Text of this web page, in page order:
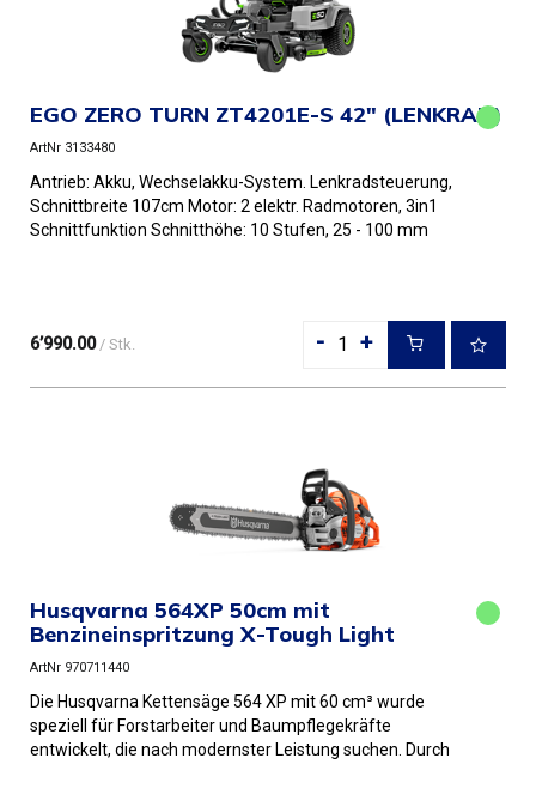
EGO ZERO TURN ZT4201E-S 42" (LENKRAD)
ArtNr 3133480
Antrieb: Akku, Wechselakku-System. Lenkradsteuerung,
Schnittbreite 107cm Motor: 2 elektr. Radmotoren, 3in1
Schnittfunktion Schnitthöhe: 10 Stufen, 25 - 100 mm
- +
6’990.00 / Stk.
Husqvarna 564XP 50cm mit
Benzineinspritzung X-Tough Light
ArtNr 970711440
Die Husqvarna Kettensäge 564 XP mit 60 cm³ wurde
speziell für Forstarbeiter und Baumpflegekräfte
entwickelt, die nach modernster Leistung suchen. Durch